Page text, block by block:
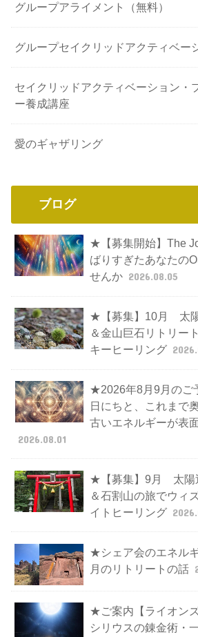
グループアライメント（無料）
グループセイクリッドアクティベー
セイクリッドアクティベーション・
ー養成講座
愛のギャザリング
ブログ
★【募集開始】The
ばりすぎたあなたの
せんか 2026.08.05
★【募集】10月 太
＆金山巨石リトリー
キーヒーリング
★2026年8月9月のご
日にちと、これまで
古いエネルギーが表
2026.08.01
★【募集】9月 太陽
＆石割山の旅でウィ
イトヒーリング
★シェア会のエネル
月のリトリートの話
★ご案内【ライオン
シリウスの錬金術・